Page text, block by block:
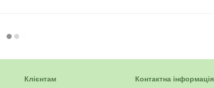
Клієнтам Контактна інформація